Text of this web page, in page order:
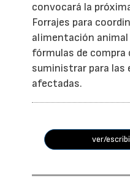
convocará la
Forrajes para
alimentación
fórmulas de compra
suministrar para las
afectadas.
ver/